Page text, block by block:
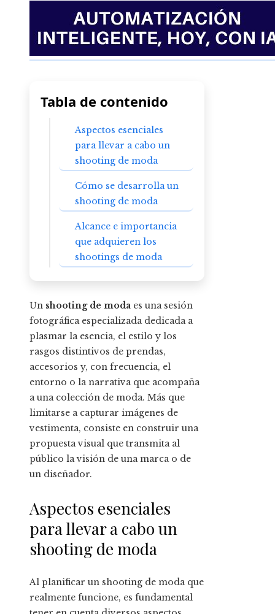
Tabla de contenido
Aspectos esenciales
para llevar a cabo un
shooting de moda
Cómo se desarrolla un
shooting de moda
Alcance e importancia
que adquieren los
shootings de moda
Un shooting de moda es una sesión
fotográfica especializada dedicada a
plasmar la esencia, el estilo y los
rasgos distintivos de prendas,
accesorios y, con frecuencia, el
entorno o la narrativa que acompaña
a una colección de moda. Más que
limitarse a capturar imágenes de
vestimenta, consiste en construir una
propuesta visual que transmita al
público la visión de una marca o de
un diseñador.
Aspectos esenciales
para llevar a cabo un
shooting de moda
Al planificar un shooting de moda que
realmente funcione, es fundamental